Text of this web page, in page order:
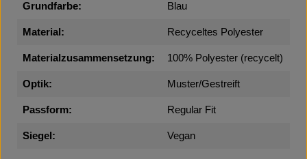
Grundfarbe: Blau
Material: Recyceltes Polyester
Materialzusammensetzung: 100% Polyester (recycelt)
Optik: Muster/Gestreift
Passform: Regular Fit
Siegel: Vegan